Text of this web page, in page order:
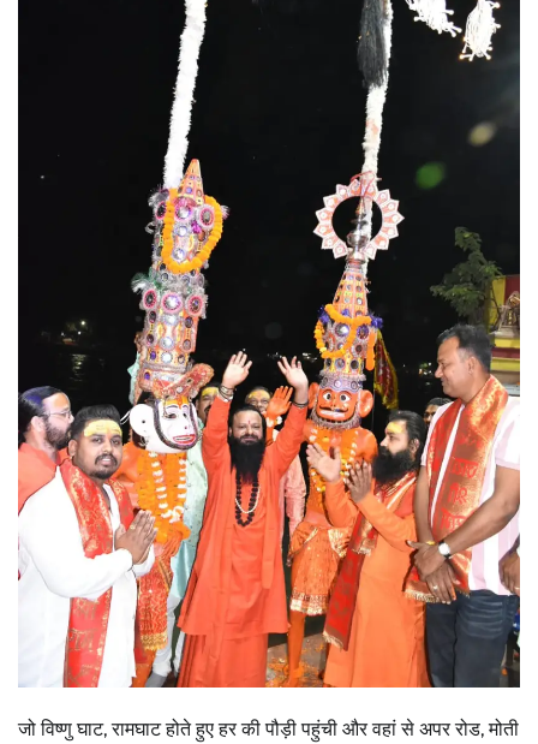
जो विष्णु घाट, रामघाट होते हुए हर की पौड़ी पहुंची और वहां से अपर रोड, मोती